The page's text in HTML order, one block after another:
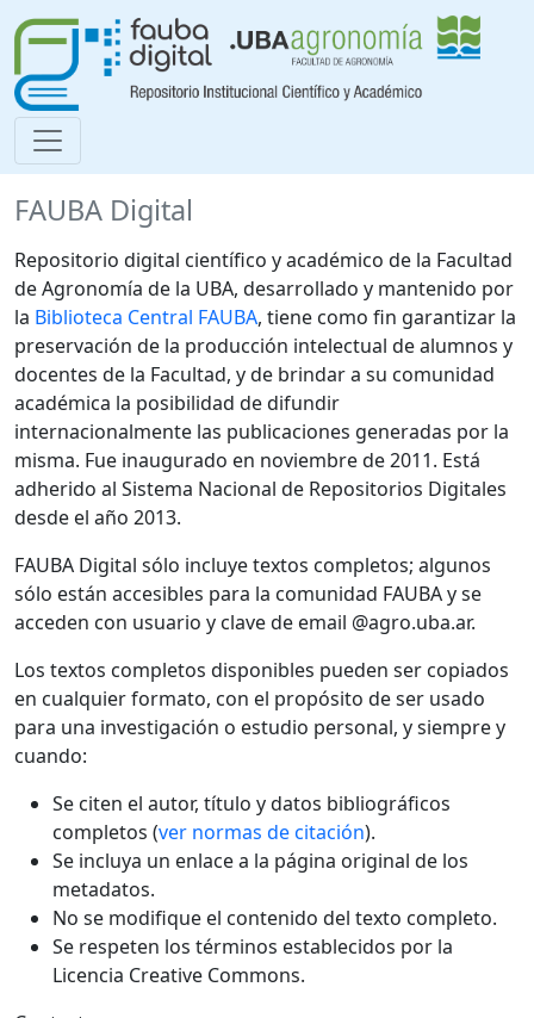
FAUBA Digital
Repositorio digital científico y académico de la Facultad
de Agronomía de la UBA, desarrollado y mantenido por
la Biblioteca Central FAUBA, tiene como fin garantizar la
preservación de la producción intelectual de alumnos y
docentes de la Facultad, y de brindar a su comunidad
académica la posibilidad de difundir
internacionalmente las publicaciones generadas por la
misma. Fue inaugurado en noviembre de 2011. Está
adherido al Sistema Nacional de Repositorios Digitales
desde el año 2013.
FAUBA Digital sólo incluye textos completos; algunos
sólo están accesibles para la comunidad FAUBA y se
acceden con usuario y clave de email @agro.uba.ar.
Los textos completos disponibles pueden ser copiados
en cualquier formato, con el propósito de ser usado
para una investigación o estudio personal, y siempre y
cuando:
Se citen el autor, título y datos bibliográficos
completos (ver normas de citación).
Se incluya un enlace a la página original de los
metadatos.
No se modifique el contenido del texto completo.
Se respeten los términos establecidos por la
Licencia Creative Commons.